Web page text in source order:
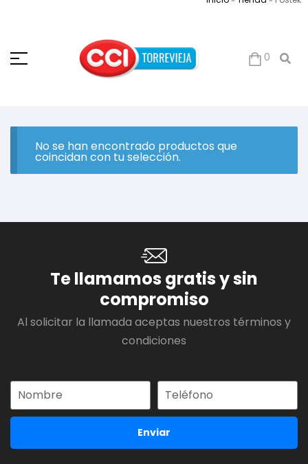
0
No se han encontrado productos que
coincidan con tu selección.
Te llamamos gratis y sin
compromiso
Al solicitar la llamada aceptas nuestros términos y
condiciones
Enviar